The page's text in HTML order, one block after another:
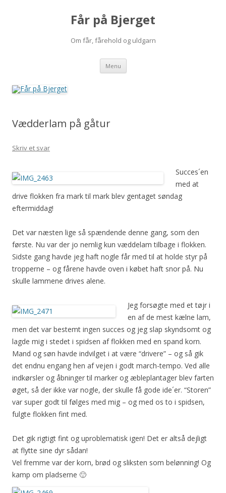
Får på Bjerget
Om får, fårehold og uldgarn
Menu Hop
indhold
Vædderlam på gåtur
Skriv et svar
Succes´en
med at
drive flokken fra mark til mark blev gentaget søndag
eftermiddag!
Det var næsten lige så spændende denne gang, som den
første. Nu var der jo nemlig kun væddelam tilbage i flokken.
Sidste gang havde jeg haft nogle får med til at holde styr på
tropperne – og fårene havde oven i købet haft snor på. Nu
skulle lammene drives alene.
Jeg forsøgte med et tøjr i
en af de mest kælne lam,
men det var bestemt ingen succes og jeg slap skyndsomt og
lagde mig i stedet i spidsen af flokken med en spand korn.
Mand og søn havde indvilget i at være “drivere” – og så gik
det endnu engang hen af vejen i godt march-tempo. Ved alle
indkørsler og åbninger til marker og æbleplantager blev farten
øget, så der ikke var nogle, der skulle få gode ide´er. “Storen”
var super godt til følges med mig – og med os to i spidsen,
fulgte flokken fint med.
Det gik rigtigt fint og uproblematisk igen! Det er altså dejligt
at flytte sine dyr sådan!
Vel fremme var der korn, brød og sliksten som belønning! Og
kamp om pladserne 🙂